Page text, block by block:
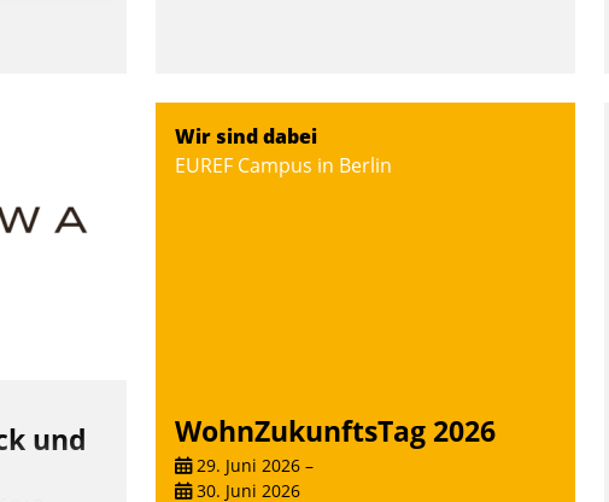
und
Wir sind dabei
EUREF Campus in Berlin
WohnZukunftsTag 2026
29. Juni 2026 –
30. Juni 2026